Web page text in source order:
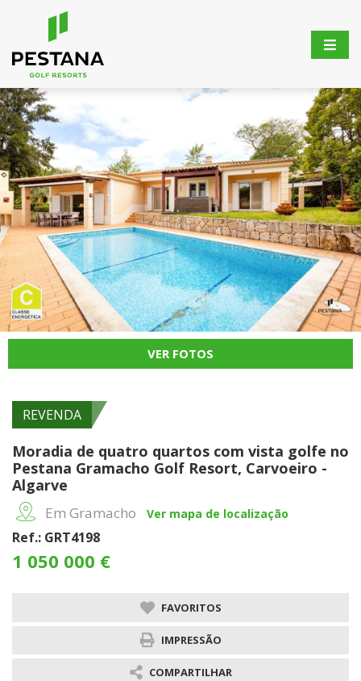
VER FOTOS
REVENDA
Moradia de quatro quartos com vista golfe no
Pestana Gramacho Golf Resort, Carvoeiro -
Algarve
Em Gramacho Ver mapa de localização
Ref.: GRT4198
1 050 000 €
FAVORITOS
IMPRESSÃO
COMPARTILHAR